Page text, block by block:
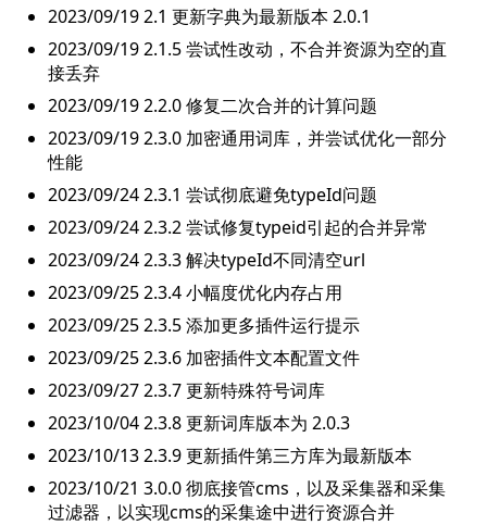
2023/09/19 2.1 更新字典为最新版本 2.0.1
2023/09/19 2.1.5 尝试性改动，不合并资源为空的直
接丢弃
2023/09/19 2.2.0 修复二次合并的计算问题
2023/09/19 2.3.0 加密通用词库，并尝试优化一部分
性能
2023/09/24 2.3.1 尝试彻底避免typeId问题
2023/09/24 2.3.2 尝试修复typeid引起的合并异常
2023/09/24 2.3.3 解决typeId不同清空url
2023/09/25 2.3.4 小幅度优化内存占用
2023/09/25 2.3.5 添加更多插件运行提示
2023/09/25 2.3.6 加密插件文本配置文件
2023/09/27 2.3.7 更新特殊符号词库
2023/10/04 2.3.8 更新词库版本为 2.0.3
2023/10/13 2.3.9 更新插件第三方库为最新版本
2023/10/21 3.0.0 彻底接管cms，以及采集器和采集
过滤器，以实现cms的采集途中进行资源合并